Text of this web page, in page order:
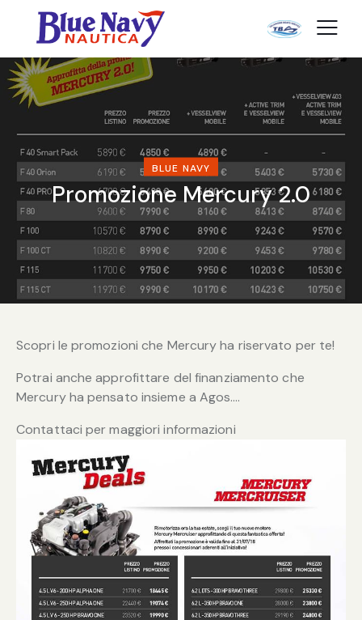
BLUE NAVY
Promozione Mercury 2.0
Scopri le promozioni che Mercury ha riservato per te!
Potrai anche approfittare del finanziamento che
Mercury ha pensato insieme a Agos….
Contattaci per maggiori informazioni